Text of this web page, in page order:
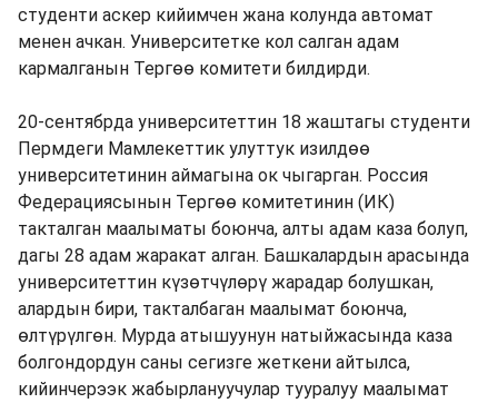
студенти аскер кийимчен жана колунда автомат
менен ачкан. Университетке кол салган адам
кармалганын Тергөө комитети билдирди.
20-сентябрда университеттин 18 жаштагы студенти
Пермдеги Мамлекеттик улуттук изилдөө
университетинин аймагына ок чыгарган. Россия
Федерациясынын Тергөө комитетинин (ИК)
такталган маалыматы боюнча, алты адам каза болуп,
дагы 28 адам жаракат алган. Башкалардын арасында
университеттин күзөтчүлөрү жарадар болушкан,
алардын бири, такталбаган маалымат боюнча,
өлтүрүлгөн. Мурда атышуунун натыйжасында каза
болгондордун саны сегизге жеткени айтылса,
кийинчерээк жабырлануучулар тууралуу маалымат